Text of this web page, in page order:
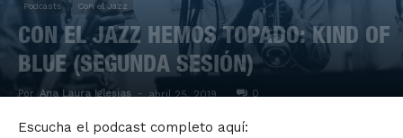
Podcasts Con el Jazz
CON EL JAZZ HEMOS TOPADO: KIND OF
BLUE (SEGUNDA SESIÓN)
Por Ana Laura Iglesias - abril 25, 2019 0
Escucha el podcast completo aquí: